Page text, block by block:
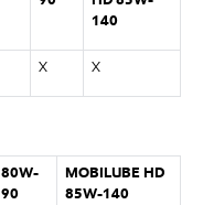
140
X X
80W-
90
MOBILUBE HD
85W-140